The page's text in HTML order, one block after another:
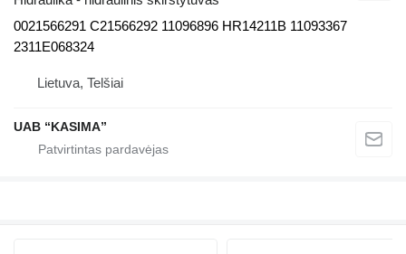
0021566291 C21566292 11096896 HR14211B 11093367
2311E068324
Lietuva, Telšiai
UAB “KASIMA”